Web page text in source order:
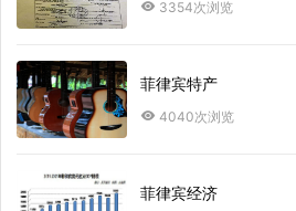
3354次浏览
菲律宾特产
4040次浏览
菲律宾经济